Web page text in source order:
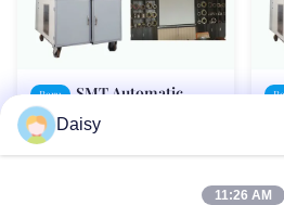
Baru
SMT Automatic
Winding Inserting And
Drifting Machine untuk
Motor Stator
Daisy
11:26 AM